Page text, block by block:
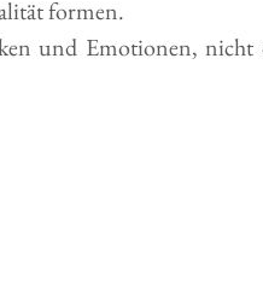
formen.
und Emotionen, nicht